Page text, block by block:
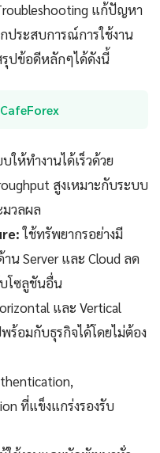
แก้ปัญหา
ประสบการณ์การใช้งาน
รุปข้อดีหลักๆได้ดังนี้
ให้ทำงานได้เร็วด้วย
สูงเหมาะกับระบบ
มวลผล
ใช้ทรัพยากรอย่างมี
น Server และ Cloud ลด
โซลูชันอื่น
และ Vertical
ร้อมกับธุรกิจได้โดยไม่ต้อง
ที่แข็งแกร่งรองรับ